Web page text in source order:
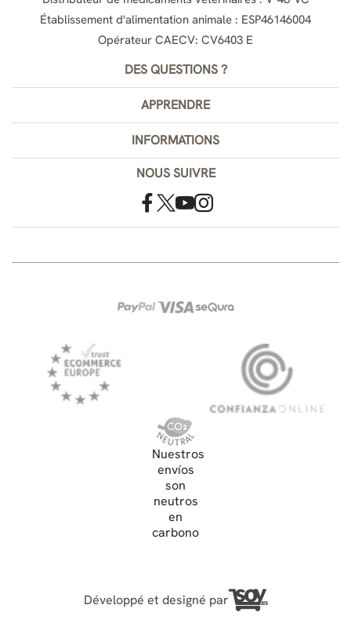
Établissement d'alimentation animale : ESP46146004
Opérateur CAECV: CV6403 E
DES QUESTIONS ?
APPRENDRE
INFORMATIONS
NOUS SUIVRE
Nuestros
envíos
son
neutros
en
carbono
Développé et designé par